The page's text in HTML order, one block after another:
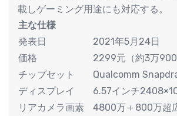
載しゲーミング用途にも対応する。
主な仕様
発表日
2021年5月24日
価格
2299元（約3万
チップセット
Qualcomm
ディスプレイ
6.57インチ
リアカメラ画素
4800万＋800万超